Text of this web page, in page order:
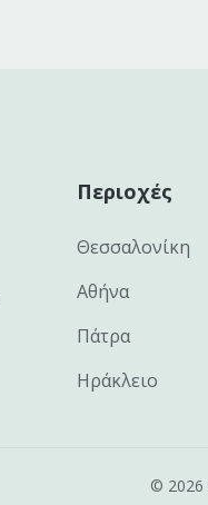
Περιοχές
Θεσσαλονίκη
Αθήνα
Πάτρα
Ηράκλειο
© 2026